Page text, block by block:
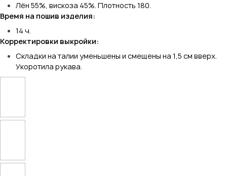
Лён 55%, вискоза 45%. Плотность 180.
Время на пошив изделия:
14 ч.
Корректировки выкройки:
Складки на талии уменьшены и смещены на 1,5 см вверх.
Укоротила рукава.